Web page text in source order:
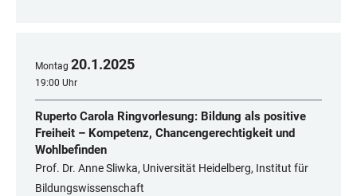
Montag 20.1.2025
19:00 Uhr
Ruperto Carola Ringvorlesung: Bildung als positive
Freiheit – Kompetenz, Chancengerechtigkeit und
Wohlbefinden
Prof. Dr. Anne Sliwka, Universität Heidelberg, Institut für
Bildungswissenschaft